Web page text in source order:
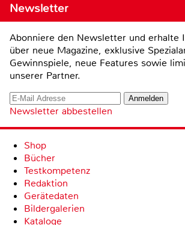
Newsletter
Abonniere den Newsletter und erhalte
über neue Magazine, exklusive
Gewinnspiele, neue Features sowie
unserer Partner.
Newsletter abbestellen
Shop
Bücher
Testkompetenz
Redaktion
Gerätedaten
Bildergalerien
Kataloge